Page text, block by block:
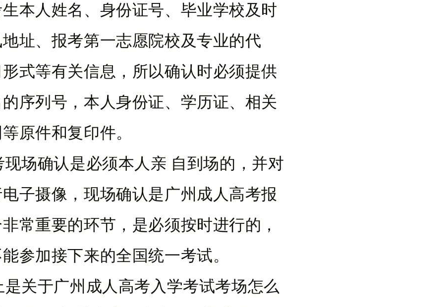
本人姓名、身份证号、毕业学校及时
址、报考第一志愿院校及专业的代
式等有关信息，所以确认时必须提供
的序列号，本人身份证、学历证、相关
原件和复印件。
确认是必须本人亲 自到场的，并对
子摄像，现场确认是广州成人高考报
常重要的环节，是必须按时进行的，
参加接下来的全国统一考试。
于广州成人高考入学考试考场怎么